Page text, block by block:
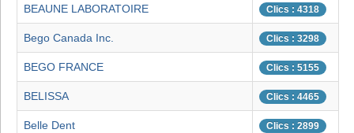
BEAUNE LABORATOIRE Clics : 4318
Bego Canada Inc. Clics : 3298
BEGO FRANCE Clics : 5155
BELISSA Clics : 4465
Belle Dent Clics : 2899